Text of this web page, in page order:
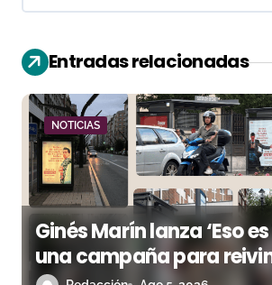
ó
n
d
e
e
n
t
Entradas relacionadas
NOTICIAS
Ginés Marín lanza ‘Eso
una campaña para